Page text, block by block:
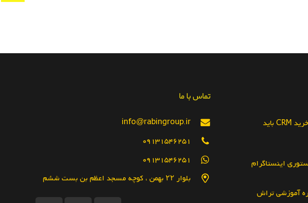
CRM چیست و چه نکاتی را هنگام خرید CRM باید
اینستاگرام
آموزشی تراش
تماس با ما
info@rabingroup.ir
09131546251
09131546251
بلوار ۲۲ بهمن ، کوچه مسجد اعظم بن بست ششم